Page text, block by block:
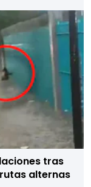
tras
alternas